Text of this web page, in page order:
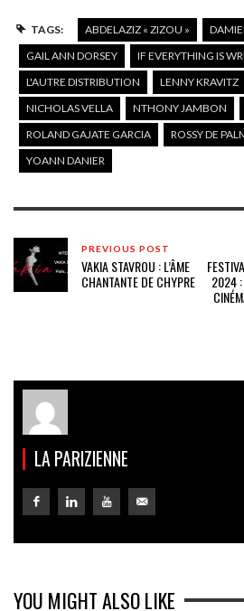
TAGS: ABDELAZIZ « ZIZOU »
GAIL ANN DORSEY
IF EVERYTHING IS
L'AUTRE DISTRIBUTION
LENNY KRAVITZ
NICHOLAS VELLA
NTHONY JAMBON
ROLAND GAJATE GARCIA
ROSSY DE
YOANN DANIER
PREVIOUS POST
VAKIA STAVROU : L’ÂME
CHANTANTE DE CHYPRE
2024 :
LA PARIZIENNE
YOU MIGHT ALSO LIKE